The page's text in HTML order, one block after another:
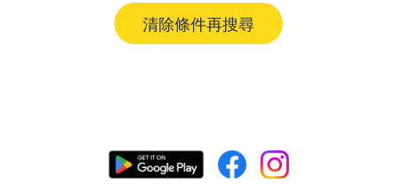
清除條件再搜尋